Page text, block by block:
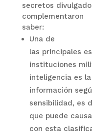
secretos
saber:
Una de
las principales
instituciones
inteligencia es
información
sensibilidad, es
que puede
con esta